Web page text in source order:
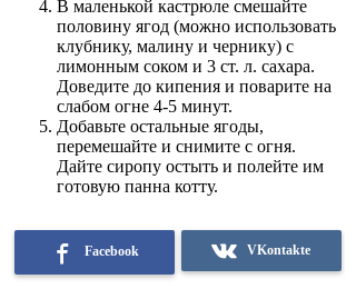
В маленькой кастрюле смешайте
половину ягод (можно использовать
клубнику, малину и чернику) с
лимонным соком и 3 ст. л. сахара.
Доведите до кипения и поварите на
слабом огне 4-5 минут.
Добавьте остальные ягоды,
перемешайте и снимите с огня.
Дайте сиропу остыть и полейте им
готовую панна котту.
Facebook VKontakte